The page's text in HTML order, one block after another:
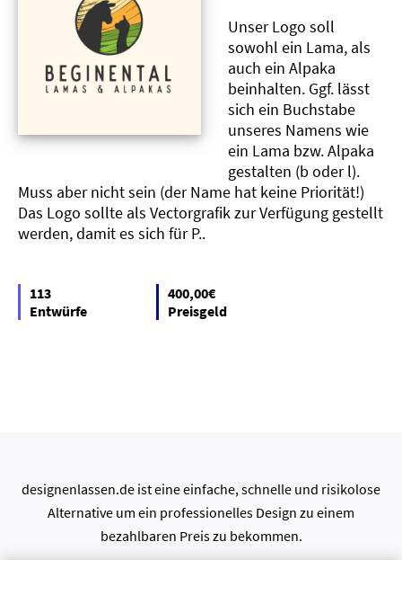
Unser Logo soll
sowohl ein Lama, als
auch ein Alpaka
beinhalten. Ggf. lässt
sich ein Buchstabe
unseres Namens wie
ein Lama bzw. Alpaka
gestalten (b oder l).
Muss aber nicht sein (der Name hat keine Priorität!)
Das Logo sollte als Vectorgrafik zur Verfügung gestellt
werden, damit es sich für P..
113
Entwürfe
400,00€
Preisgeld
designenlassen.de ist eine einfache, schnelle und risikolose
Alternative um ein professionelles Design zu einem
bezahlbaren Preis zu bekommen.